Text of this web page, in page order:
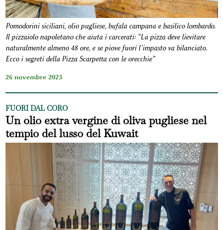
Pomodorini siciliani, olio pugliese, bufala campana e basilico lombardo.
Il pizzaiolo napoletano che aiuta i carcerati: “La pizza deve lievitare
naturalmente almeno 48 ore, e se piove fuori l’impasto va bilanciato.
Ecco i segreti della Pizza Scarpetta con le orecchie”
26 novembre 2023
FUORI DAL CORO
Un olio extra vergine di oliva pugliese nel
tempio del lusso del Kuwait